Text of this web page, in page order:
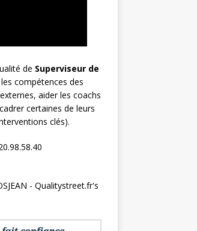
de Superviseur de
compétences des
aider les coachs
certaines de leurs
clés).